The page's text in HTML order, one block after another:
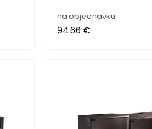
na objednávku
94.66 €